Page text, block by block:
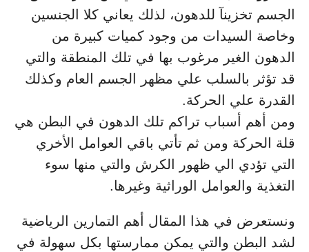
الجسم تخزينآ للدهون، لذلك يعاني كلا الجنسين
وخاصة السيدات من وجود كميات كبيرة من
الدهون الغير مرغوب بها في تلك المنطقة والتي
قد تؤثر بالسلب علي مظهر الجسم العام وكذلك
القدرة علي الحركة.
ومن أهم أسباب تراكم تلك الدهون في البطن هي
قلة الحركة ومن ثم تأتي باقي العوامل الأخري
التي تؤدي الي ظهور الكرش والتي منها سوء
التغذية والعوامل الوراثية وغيرها.
ونستعرض في هذا المقال أهم التمارين الرياضية
لشد البطن والتي يمكن ممارستها بكل سهولة في